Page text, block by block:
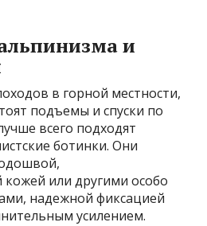
и
в горной местности,
подъемы и спуски по
всего подходят
ботинки. Они
кожей или другими особо
надежной фиксацией
усилением.